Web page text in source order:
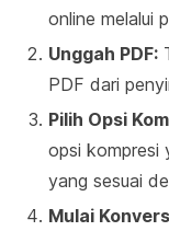
online melalui
Unggah PDF:
PDF dari
Pilih Opsi
opsi kompresi
yang sesuai
Mulai